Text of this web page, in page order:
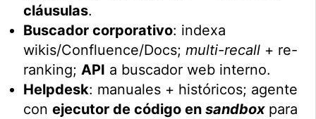
cláusulas.
Buscador corporativo: indexa
wikis/Confluence/Docs;multi-recall + re-
ranking; API a buscador web interno.
Helpdesk: manuales + históricos; agente
conejecutor de código ensandboxpara